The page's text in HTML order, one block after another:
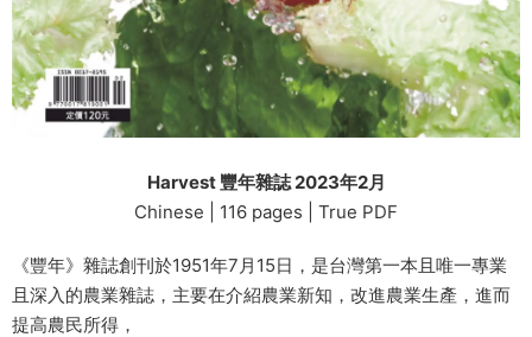
Harvest 豐年雜誌 2023年2月
Chinese | 116 pages | True PDF
《豐年》雜誌創刊於1951年7月15日，是台灣第一本且唯一專業
且深入的農業雜誌，主要在介紹農業新知，改進農業生產，進而
提高農民所得，